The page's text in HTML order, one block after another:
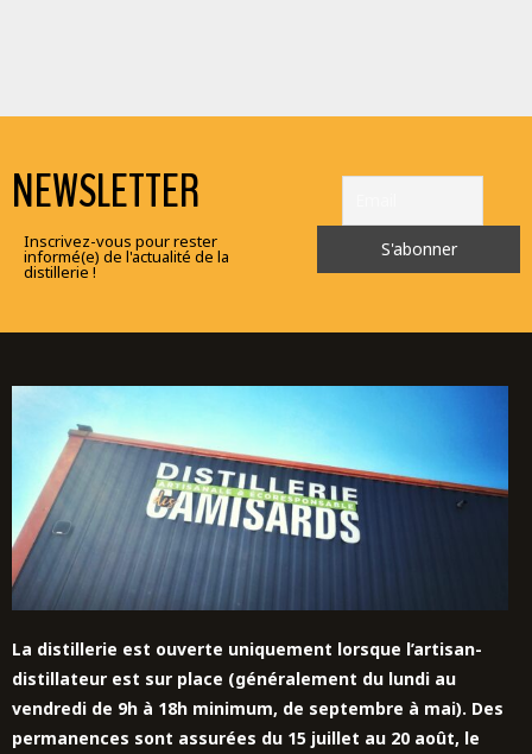
NEWSLETTER
Inscrivez-vous pour rester
informé(e) de l'actualité de la
distillerie !
La distillerie est ouverte uniquement lorsque l’artisan-
distillateur est sur place (généralement du lundi au
vendredi de 9h à 18h minimum, de septembre à mai). Des
permanences sont assurées du 15 juillet au 20 août, le